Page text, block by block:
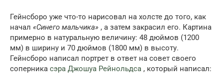
Гейнсборо уже что-то нарисовал на холсте до того, как
начал «Синего мальчика» , а затем закрасил его. Картина
примерно в натуральную величину: 48 дюймов (1200
мм) в ширину и 70 дюймов (1800 мм) в высоту.
Гейнсборо написал портрет в ответ на совет своего
соперника сэра Джошуа Рейнольдса , который написал: